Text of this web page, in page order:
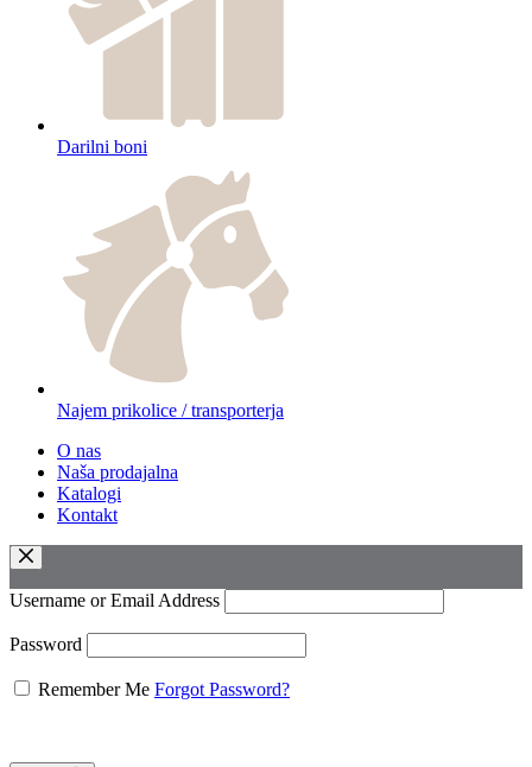
Darilni boni
Najem prikolice / transporterja
O nas
Naša prodajalna
Katalogi
Kontakt
Username or Email Address
Password
Remember Me Forgot Password?